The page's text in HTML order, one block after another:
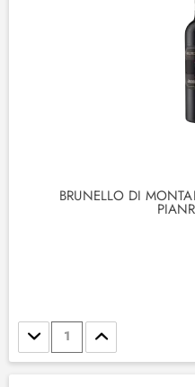
BRUNELLO DI
Stückzahl